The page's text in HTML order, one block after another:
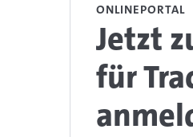
ONLINEPORTAL
Jetzt
für